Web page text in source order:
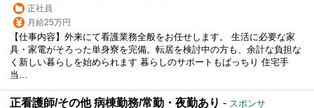
正社員
月給25万円
【仕事内容】外来にて看護業務全般をお任せします。 生活に必要な家
具・家電がそろった単身寮を完備。転居を検討中の方も、余計な負担な
く新しい暮らしを始められます 暮らしのサポートもばっちり 住宅手
当...
正看護師/その他 病棟勤務/常勤・夜勤あり - スポンサ